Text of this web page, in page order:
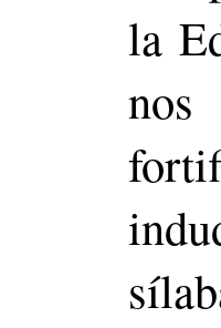
la
nos